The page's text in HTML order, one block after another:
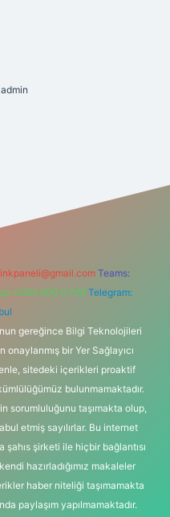
admin
Teams:
0262 606 0 726 Telegram:
gereğince Bilgi Teknolojileri
bir Yer Sağlayıcı
sitedeki içerikleri proaktif
bulunmamaktadır.
sorumluluğunu taşımakta olup,
etmiş sayılırlar. Bu internet
şirketi ile hiçbir bağlantısı
hazırladığımız makaleler
haber niteliği taşımamakta
paylaşım yapılmamaktadır.